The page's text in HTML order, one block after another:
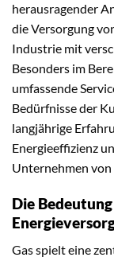
herausragender
die Versorgung
Industrie mit
Besonders im
umfassende
Bedürfnisse der
langjährige
Energieeffizienz
Unternehmen
Die
Gas spielt eine